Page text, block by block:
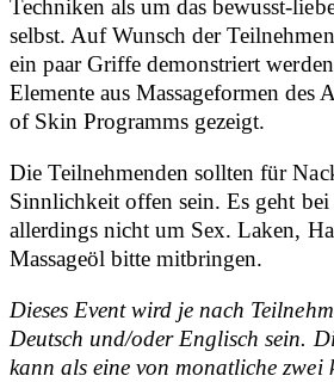
Techniken als um das bewusst-
selbst. Auf Wunsch der
ein paar Griffe demonstriert
Elemente aus Massageformen des
of Skin Programms gezeigt.
Die Teilnehmenden sollten für
Sinnlichkeit offen sein. Es geht bei
allerdings nicht um Sex. Laken,
Massageöl bitte mitbringen.
Dieses Event wird je nach
Deutsch und/oder Englisch sein.
kann als eine von monatliche zwei